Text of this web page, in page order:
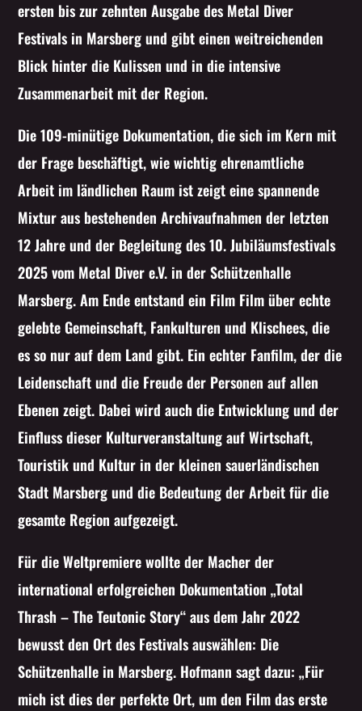
ersten bis zur zehnten Ausgabe des Metal Diver
Festivals in Marsberg und gibt einen weitreichenden
Blick hinter die Kulissen und in die intensive
Zusammenarbeit mit der Region.
Die 109-minütige Dokumentation, die sich im Kern mit
der Frage beschäftigt, wie wichtig ehrenamtliche
Arbeit im ländlichen Raum ist zeigt eine spannende
Mixtur aus bestehenden Archivaufnahmen der letzten
12 Jahre und der Begleitung des 10. Jubiläumsfestivals
2025 vom Metal Diver e.V. in der Schützenhalle
Marsberg. Am Ende entstand ein Film Film über echte
gelebte Gemeinschaft, Fankulturen und Klischees, die
es so nur auf dem Land gibt. Ein echter Fanfilm, der die
Leidenschaft und die Freude der Personen auf allen
Ebenen zeigt. Dabei wird auch die Entwicklung und der
Einfluss dieser Kulturveranstaltung auf Wirtschaft,
Touristik und Kultur in der kleinen sauerländischen
Stadt Marsberg und die Bedeutung der Arbeit für die
gesamte Region aufgezeigt.
Für die Weltpremiere wollte der Macher der
international erfolgreichen Dokumentation „Total
Thrash – The Teutonic Story“ aus dem Jahr 2022
bewusst den Ort des Festivals auswählen: Die
Schützenhalle in Marsberg. Hofmann sagt dazu: „Für
mich ist dies der perfekte Ort, um den Film das erste